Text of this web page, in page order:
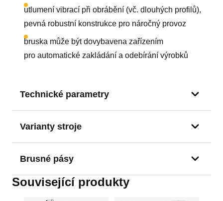
utlumení vibrací při obrábění (vč. dlouhých profilů),
pevná robustní konstrukce pro náročný provoz
bruska může být dovybavena zařízením
pro automatické zakládání a odebírání výrobků
Technické parametry
průměr obrobku
jednotek
rozměry brusných
50 x 940 mm (4x)
Varianty stroje
114 mm za sucha:
Brusné pásy
Brusné pásypro brusku NS ML100 3Z si můžete
Související produkty